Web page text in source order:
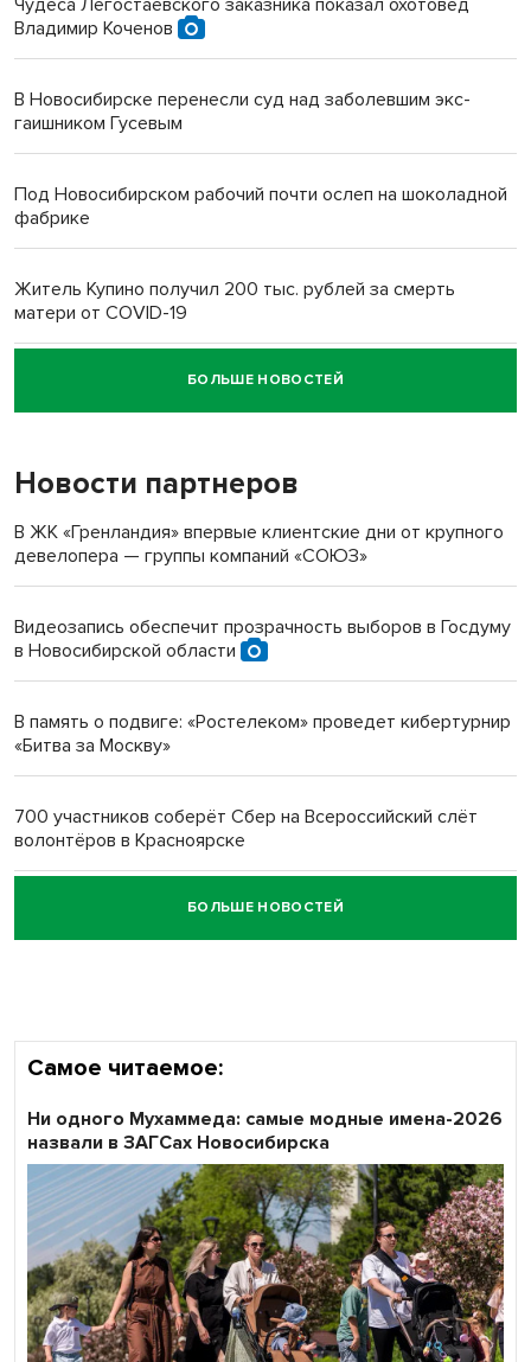
Владимир Коченов
В Новосибирске перенесли суд над заболевшим экс-
гаишником Гусевым
Под Новосибирском рабочий почти ослеп на шоколадной
фабрике
Житель Купино получил 200 тыс. рублей за смерть
матери от COVID-19
Новосибирский суд наказал водителя за смерть
пенсионерки на вокзале
«Мы живём на пастбище!»: в новосибирском селе лошади
терроризируют жителей
Инвалид получил условный срок за избиение врачей
Новосибирский преподаватель с женой вошли в топ-16
Обновлённое отделение ВТБ открылось в Искитиме
БОЛЬШЕ НОВОСТЕЙ
Новости партнеров
В ЖК «Гренландия» впервые клиентские дни от крупного
девелопера — группы компаний «СОЮЗ»
Видеозапись обеспечит прозрачность выборов в Госдуму
в Новосибирской области
В память о подвиге: «Ростелеком» проведет кибертурнир
«Битва за Москву»
700 участников соберёт Сбер на Всероссийский слёт
волонтёров в Красноярске
Честный выбор: видеонаблюдение обеспечит
объективность результатов ЕДГ в Новосибирской
БОЛЬШЕ НОВОСТЕЙ
Самое читаемое:
Ни одного Мухаммеда: самые модные имена-2026
назвали в ЗАГСах Новосибирска